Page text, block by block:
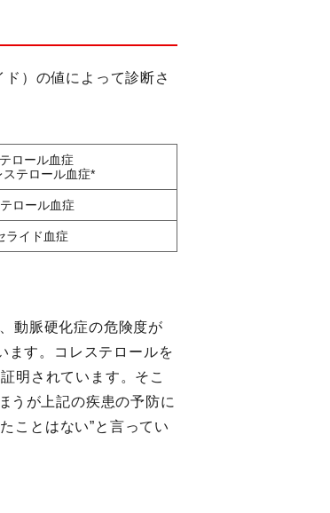
）の値によって診断さ
ロール血症
テロール血症*
ロール血症
ライド血症
動脈硬化症の危険度が
ます。コレステロールを
明されています。そこ
うが上記の疾患の予防に
ことはない”と言ってい